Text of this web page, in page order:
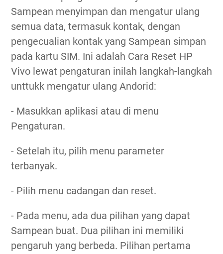
Sampean menyimpan dan mengatur ulang
semua data, termasuk kontak, dengan
pengecualian kontak yang Sampean simpan
pada kartu SIM. Ini adalah Cara Reset HP
Vivo lewat pengaturan inilah langkah-langkah
unttukk mengatur ulang Andorid:
- Masukkan aplikasi atau di menu
Pengaturan.
- Setelah itu, pilih menu parameter
terbanyak.
- Pilih menu cadangan dan reset.
- Pada menu, ada dua pilihan yang dapat
Sampean buat. Dua pilihan ini memiliki
pengaruh yang berbeda. Pilihan pertama